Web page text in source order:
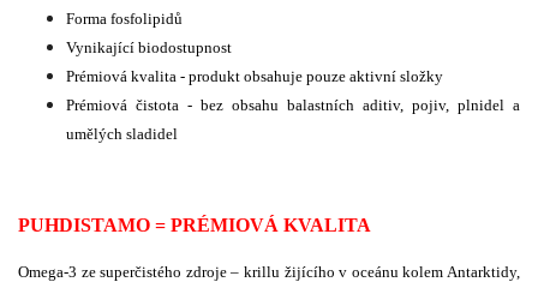
Forma fosfolipidů
Vynikající biodostupnost
Prémiová kvalita - produkt obsahuje pouze aktivní složky
Prémiová čistota - bez obsahu balastních aditiv, pojiv, plnidel a
umělých sladidel
PUHDISTAMO = PRÉMIOVÁ KVALITA
Omega-3 ze superčistého zdroje – krillu žijícího v oceánu kolem Antarktidy,